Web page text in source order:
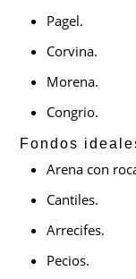
Pagel.
Corvina.
Morena.
Congrio.
Fondos
Arena con
Cantiles.
Arrecifes.
Pecios.